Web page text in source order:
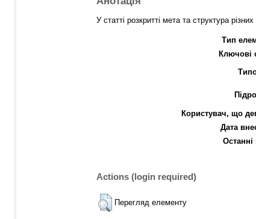
У статті розкритті мета та структура
Тип
Ключові
Користувач, що
Дата
Останні
Actions (login required)
Перегляд елементу